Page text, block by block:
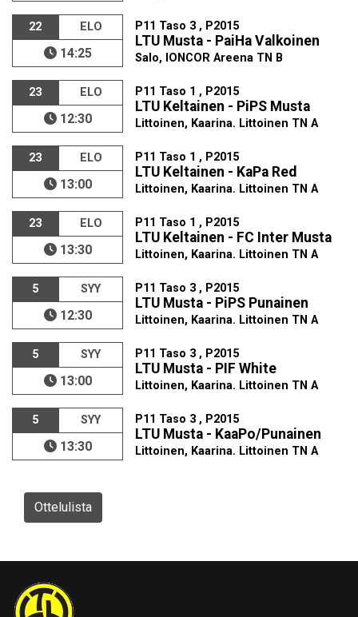
22 ELO
14:25
P11 Taso 3 , P2015
LTU Musta - PaiHa Valkoinen
Salo, IONCOR Areena TN B
23 ELO
12:30
P11 Taso 1 , P2015
LTU Keltainen - PiPS Musta
Littoinen, Kaarina. Littoinen TN A
23 ELO
13:00
P11 Taso 1 , P2015
LTU Keltainen - KaPa Red
Littoinen, Kaarina. Littoinen TN A
23 ELO
13:30
P11 Taso 1 , P2015
LTU Keltainen - FC Inter Musta
Littoinen, Kaarina. Littoinen TN A
5 SYY
12:30
P11 Taso 3 , P2015
LTU Musta - PiPS Punainen
Littoinen, Kaarina. Littoinen TN A
5 SYY
13:00
P11 Taso 3 , P2015
LTU Musta - PIF White
Littoinen, Kaarina. Littoinen TN A
5 SYY
13:30
P11 Taso 3 , P2015
LTU Musta - KaaPo/Punainen
Littoinen, Kaarina. Littoinen TN A
Ottelulista